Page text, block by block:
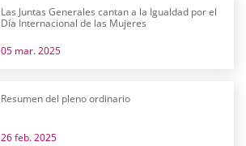
Las Juntas Generales cantan a la Igualdad por el
Día Internacional de las Mujeres
05 mar. 2025
Resumen del pleno ordinario
26 feb. 2025